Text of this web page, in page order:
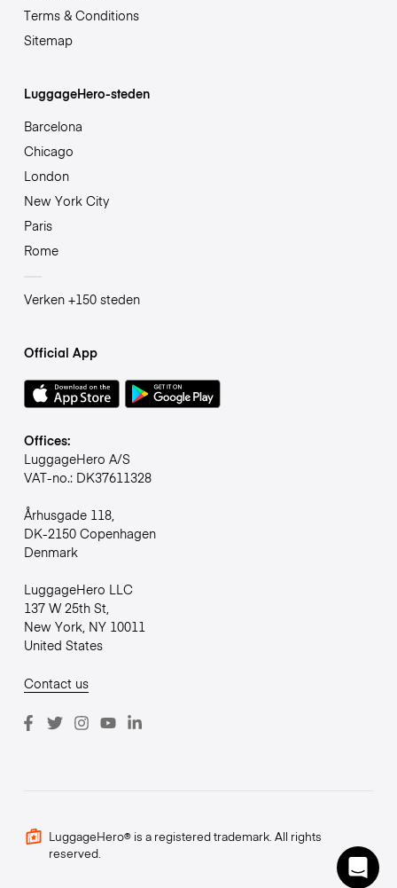
Terms & Conditions
Sitemap
LuggageHero-steden
Barcelona
Chicago
London
New York City
Paris
Rome
Verken +150 steden
Official App
Offices:
LuggageHero A/S
VAT-no.: DK37611328
Århusgade 118,
DK-2150 Copenhagen
Denmark
LuggageHero LLC
137 W 25th St,
New York, NY 10011
United States
Contact us
LuggageHero® is a registered trademark. All rights
reserved.